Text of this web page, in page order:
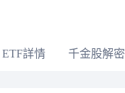
ETF詳情 千金股解密